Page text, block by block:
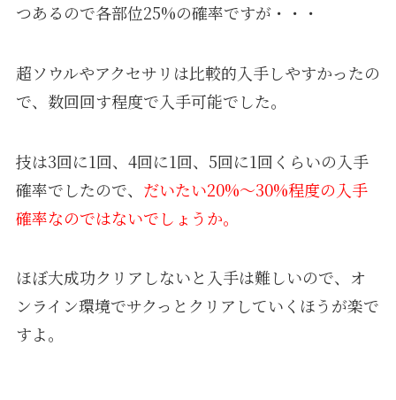
つあるので各部位25%の確率ですが・・・
超ソウルやアクセサリは比較的入手しやすかったの
で、数回回す程度で入手可能でした。
技は3回に1回、4回に1回、5回に1回くらいの入手
確率でしたので、 だいたい20%～30%程度の入手
確率なのではないでしょうか。
ほぼ大成功クリアしないと入手は難しいので、オ
ンライン環境でサクっとクリアしていくほうが楽で
すよ。